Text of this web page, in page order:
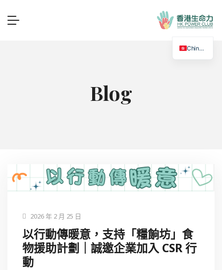
Blog
2026 年 2 月 25 日
以行動傳暖意，支持「糧餉坊」食
物援助計劃｜誠邀企業加入 CSR 行
動
Chinese